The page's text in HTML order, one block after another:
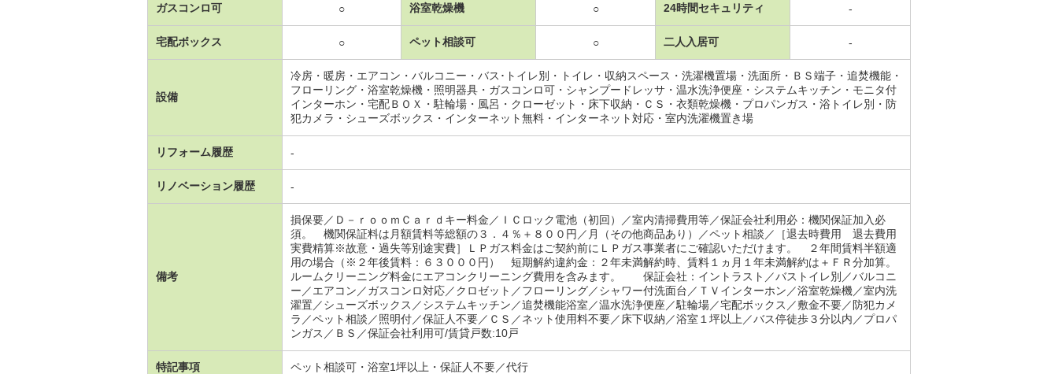
ガスコンロ可 ○ 浴室乾燥機 ○ 24時間セキュリティ -
宅配ボックス ○ ペット相談可 ○ 二人入居可 -
設備
冷房・暖房・エアコン・バルコニー・バス･トイレ別・トイレ・収納スペース・洗濯機置場・洗面所・ＢＳ端子・追焚機能・
フローリング・浴室乾燥機・照明器具・ガスコンロ可・シャンプードレッサ・温水洗浄便座・システムキッチン・モニタ付
インターホン・宅配ＢＯＸ・駐輪場・風呂・クローゼット・床下収納・ＣＳ・衣類乾燥機・プロパンガス・浴トイレ別・防
犯カメラ・シューズボックス・インターネット無料・インターネット対応・室内洗濯機置き場
リフォーム履歴 -
リノベーション履歴 -
備考
損保要／Ｄ－ｒｏｏｍＣａｒｄキー料金／ＩＣロック電池（初回）／室内清掃費用等／保証会社利用必：機関保証加入必
須。 機関保証料は月額賃料等総額の３．４％＋８００円／月（その他商品あり）／ペット相談／［退去時費用 退去費用
実費精算※故意・過失等別途実費］ＬＰガス料金はご契約前にＬＰガス事業者にご確認いただけます。 ２年間賃料半額適
用の場合（※２年後賃料：６３０００円） 短期解約違約金：２年未満解約時、賃料１ヵ月１年未満解約は＋ＦＲ分加算。
ルームクリーニング料金にエアコンクリーニング費用を含みます。 保証会社：イントラスト／バストイレ別／バルコニ
ー／エアコン／ガスコンロ対応／クロゼット／フローリング／シャワー付洗面台／ＴＶインターホン／浴室乾燥機／室内洗
濯置／シューズボックス／システムキッチン／追焚機能浴室／温水洗浄便座／駐輪場／宅配ボックス／敷金不要／防犯カメ
ラ／ペット相談／照明付／保証人不要／ＣＳ／ネット使用料不要／床下収納／浴室１坪以上／バス停徒歩３分以内／プロパ
ンガス／ＢＳ／保証会社利用可/賃貸戸数:10戸
特記事項 ペット相談可・浴室1坪以上・保証人不要／代行